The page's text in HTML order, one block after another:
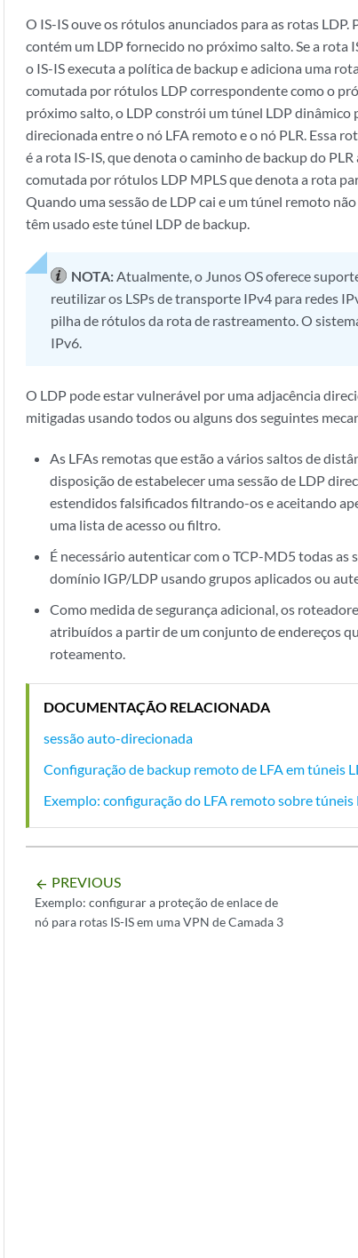
O IS-IS ouve os rótulos anunciados para as rotas LDP.
contém um LDP fornecido no próximo salto. Se a
o IS-IS executa a política de backup e adiciona uma
comutada por rótulos LDP correspondente como o
próximo salto, o LDP constrói um túnel LDP dinâmico
direcionada entre o nó LFA remoto e o nó PLR. Essa
é a rota IS-IS, que denota o caminho de backup do
comutada por rótulos LDP MPLS que denota a rota
Quando uma sessão de LDP cai e um túnel remoto
têm usado este túnel LDP de backup.
NOTA:Atualmente, o Junos OS oferece
reutilizar os LSPs de transporte IPv4 para redes
pilha de rótulos da rota de rastreamento. O
IPv6.
O LDP pode estar vulnerável por uma adjacência
mitigadas usando todos ou alguns dos seguintes
As LFAs remotas que estão a vários saltos de
disposição de estabelecer uma sessão de LDP
estendidos falsificados filtrando-os e aceitando
uma lista de acesso ou filtro.
É necessário autenticar com o TCP-MD5 todas
domínio IGP/LDP usando grupos aplicados ou
Como medida de segurança adicional, os
atribuídos a partir de um conjunto de endereços
roteamento.
DOCUMENTAÇÃO RELACIONADA
sessão auto-direcionada
Configuração de backup remoto de LFA em túneis
Exemplo: configuração do LFA remoto sobre túneis
arrow_backward PREVIOUS
Exemplo: configurar a proteção de enlace de
nó para rotas IS-IS em uma VPN de Camada 3